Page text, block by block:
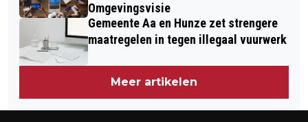
Omgevingsvisie
Gemeente Aa en Hunze zet strengere
maatregelen in tegen illegaal vuurwerk
Meer artikelen